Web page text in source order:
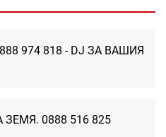
974 818 - DJ ЗА ВАШИЯ
0888 516 825